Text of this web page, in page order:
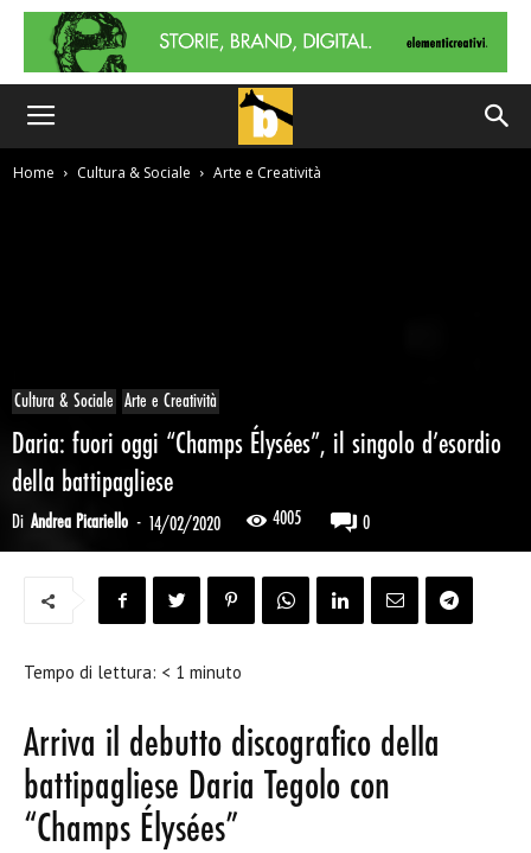
Home Cultura & Sociale Arte e Creatività
Cultura & Sociale Arte e Creatività
Daria: fuori oggi “Champs Élysées”, il singolo d’esordio
della battipagliese
Di Andrea Picariello - 14/02/2020 4005 0
Tempo di lettura: < 1 minuto
Arriva il debutto discografico della
battipagliese Daria Tegolo con
“Champs Élysées”